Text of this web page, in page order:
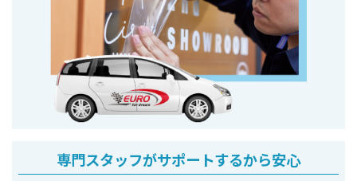
専門スタッフがサポートするから安心